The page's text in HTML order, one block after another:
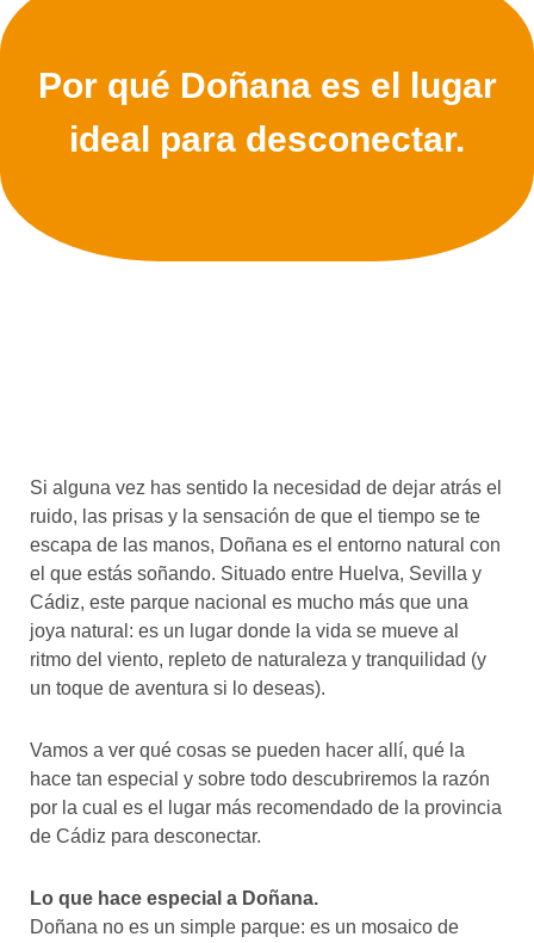
Por qué Doñana es el lugar
ideal para desconectar.
Si alguna vez has sentido la necesidad de dejar atrás el
ruido, las prisas y la sensación de que el tiempo se te
escapa de las manos, Doñana es el entorno natural con
el que estás soñando. Situado entre Huelva, Sevilla y
Cádiz, este parque nacional es mucho más que una
joya natural: es un lugar donde la vida se mueve al
ritmo del viento, repleto de naturaleza y tranquilidad (y
un toque de aventura si lo deseas).
Vamos a ver qué cosas se pueden hacer allí, qué la
hace tan especial y sobre todo descubriremos la razón
por la cual es el lugar más recomendado de la provincia
de Cádiz para desconectar.
Lo que hace especial a Doñana.
Doñana no es un simple parque: es un mosaico de